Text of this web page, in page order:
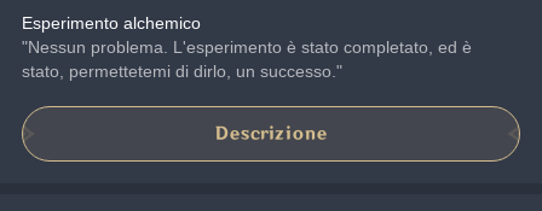
Esperimento alchemico
"Nessun problema. L'esperimento è stato completato, ed è
stato, permettetemi di dirlo, un successo."
Descrizione